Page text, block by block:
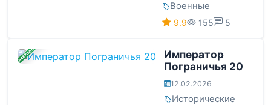
Военные
9.9 155 5
ЗАВЕРШЕНА
Император
Пограничья 20
12.02.2026
Исторические